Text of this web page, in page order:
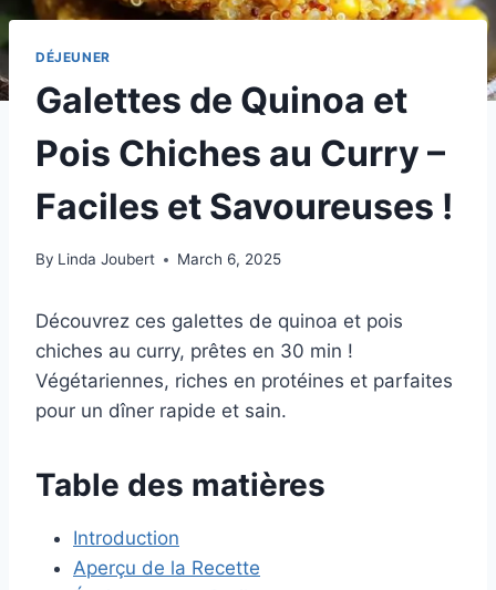
DÉJEUNER
Galettes de Quinoa et
Pois Chiches au Curry –
Faciles et Savoureuses !
By Linda Joubert March 6, 2025
Découvrez ces galettes de quinoa et pois
chiches au curry, prêtes en 30 min !
Végétariennes, riches en protéines et parfaites
pour un dîner rapide et sain.
Table des matières
Introduction
Aperçu de la Recette